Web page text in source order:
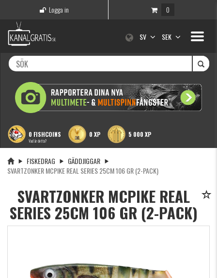
Logga in 0
Toggle
SV SEK
0 FISHCOINS
Vad är detta?
0 XP 5 000 XP
FISKEDRAG
GÄDDJIGGAR
SVARTZONKER MCPIKE REAL SERIES 25CM 106 GR (2-PACK)
SVARTZONKER MCPIKE REAL
SERIES 25CM 106 GR (2-PACK)